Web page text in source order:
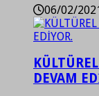
06/02/
DEVAM